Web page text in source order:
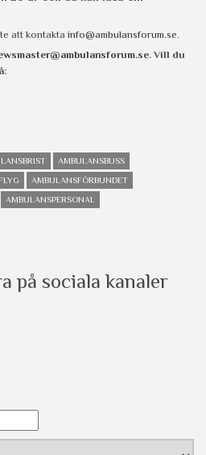
att kontakta info@ambulansforum.se.
. Vill du
AMBULANSBUSS
AMBULANSFÖRBUNDET
AMBULANSPERSONAL
på sociala kanaler